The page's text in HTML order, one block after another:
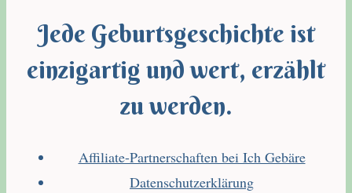
Jede Geburtsgeschichte ist
einzigartig und wert, erzählt
zu werden.
Affiliate-Partnerschaften bei Ich Gebäre
Datenschutzerklärung